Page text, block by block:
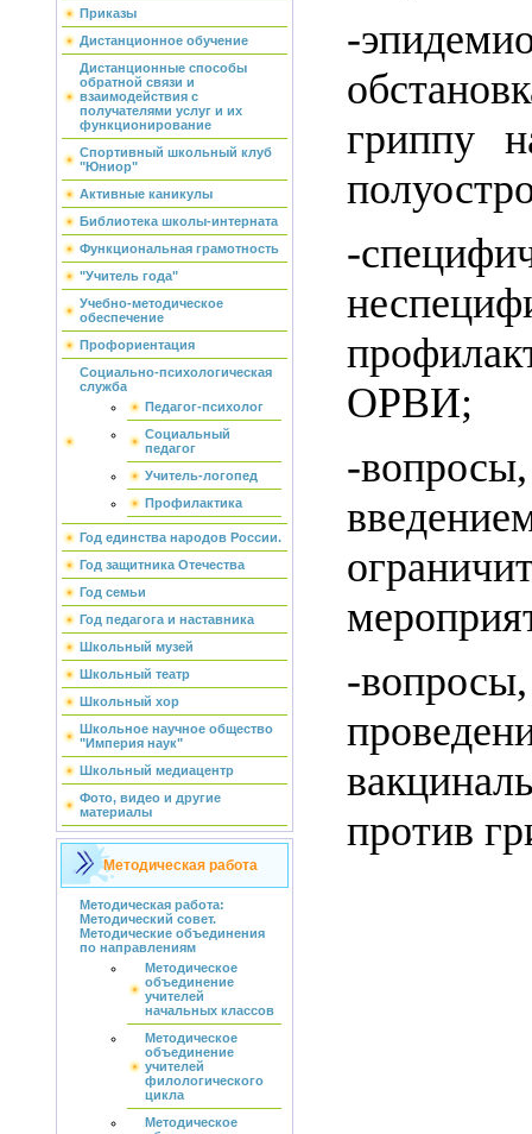
Приказы
Дистанционное обучение
Дистанционные способы
обратной связи и
взаимодействия с
получателями услуг и их
функционирование
Спортивный школьный клуб
"Юниор"
Активные каникулы
Библиотека школы-интерната
Функциональная грамотность
"Учитель года"
Учебно-методическое
обеспечение
Профориентация
Социально-психологическая
служба
Педагог-психолог
Социальный
педагог
Учитель-логопед
Профилактика
Год единства народов России.
Год защитника Отечества
Год семьи
Год педагога и наставника
Школьный музей
Школьный театр
Школьный хор
Школьное научное общество
"Империя наук"
Школьный медиацентр
Фото, видео и другие
материалы
Методическая работа
Методическая работа:
Методический совет.
Методические объединения
по направлениям
Методическое
объединение
учителей
начальных классов
Методическое
объединение
учителей
филологического
цикла
Методическое
-
гриппу
-
ОРВИ;
-
-
против